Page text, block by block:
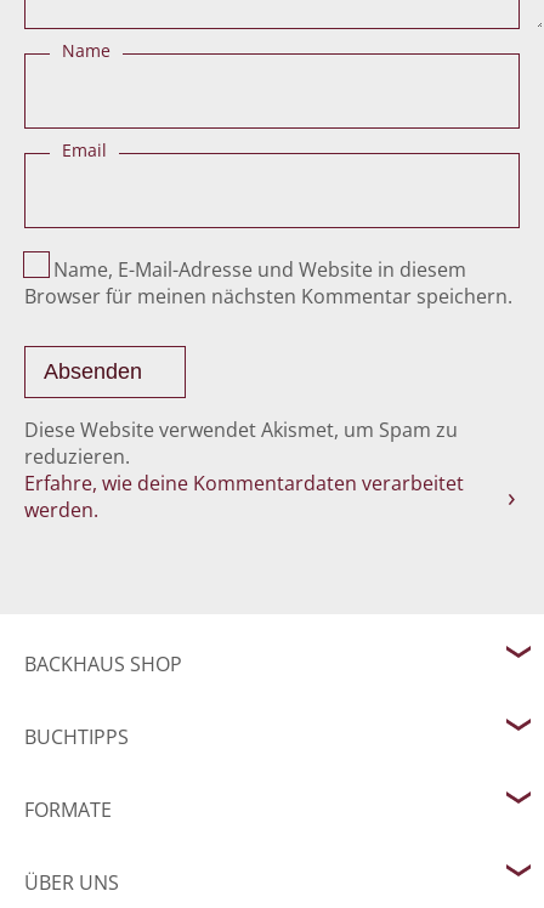
Name
Email
Name, E-Mail-Adresse und Website in diesem
Browser für meinen nächsten Kommentar speichern.
Diese Website verwendet Akismet, um Spam zu
reduzieren.
Erfahre, wie deine Kommentardaten verarbeitet
werden.
BACKHAUS SHOP
BUCHTIPPS
FORMATE
ÜBER UNS